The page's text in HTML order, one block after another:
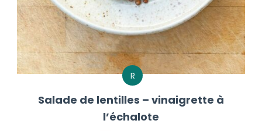
R
Salade de lentilles – vinaigrette à
l’échalote